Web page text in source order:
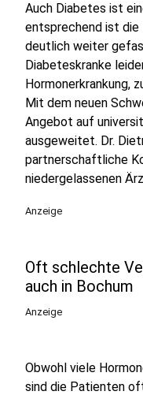
Auch Diabetes ist
entsprechend ist
deutlich weiter
Diabeteskranke
Hormonerkrankung,
Mit dem neuen
Angebot auf
ausgeweitet. Dr.
partnerschaftliche
niedergelassenen
Anzeige
Oft schlechte
auch in Bochum
Anzeige
Obwohl viele
sind die Patienten